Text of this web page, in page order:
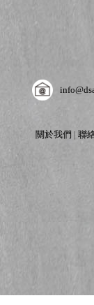
關於我們 |聯